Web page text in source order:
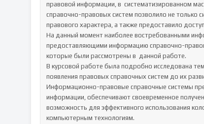
правовой информации, в  систематизированном
справочно-правовых систем позволило не только
правового характера, а также предоставило
На данный момент наиболее востребованными
предоставляющими информацию справочно-
которые были рассмотрены в  данной работе.
В курсовой работе была подробно исследована
появления правовых справочных систем до их
Информационно-правовые справочные системы
информации, обеспечивают своевременное
возможность для эффективного использования
компьютерным технологиям.